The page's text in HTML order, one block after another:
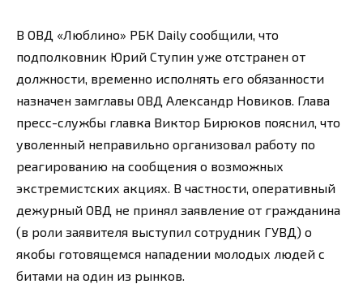
В ОВД «Люблино» РБК Daily сообщили, что
подполковник Юрий Ступин уже отстранен от
должности, временно исполнять его обязанности
назначен замглавы ОВД Александр Новиков. Глава
пресс-службы главка Виктор Бирюков пояснил, что
уволенный неправильно организовал работу по
реагированию на сообщения о возможных
экстремистских акциях. В частности, оперативный
дежурный ОВД не принял заявление от гражданина
(в роли заявителя выступил сотрудник ГУВД) о
якобы готовящемся нападении молодых людей с
битами на один из рынков.